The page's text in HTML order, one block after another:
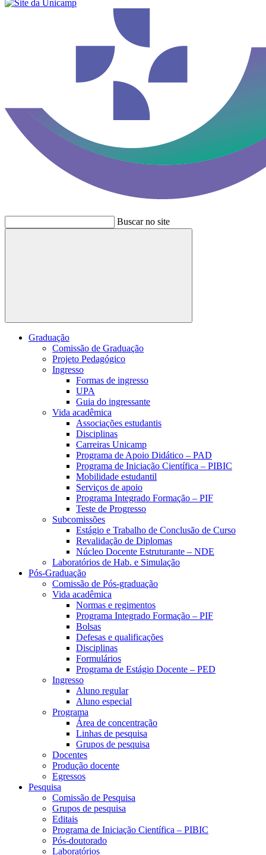
Buscar no site
Buscar
Graduação
Comissão de Graduação
Projeto Pedagógico
Ingresso
Formas de ingresso
UPA
Guia do ingressante
Vida acadêmica
Associações estudantis
Disciplinas
Carreiras Unicamp
Programa de Apoio Didático – PAD
Programa de Iniciação Científica – PIBIC
Mobilidade estudantil
Serviços de apoio
Programa Integrado Formação – PIF
Teste de Progresso
Subcomissões
Estágio e Trabalho de Conclusão de Curso
Revalidação de Diplomas
Núcleo Docente Estruturante – NDE
Laboratórios de Hab. e Simulação
Pós-Graduação
Comissão de Pós-graduação
Vida acadêmica
Normas e regimentos
Programa Integrado Formação – PIF
Bolsas
Defesas e qualificações
Disciplinas
Formulários
Programa de Estágio Docente – PED
Ingresso
Aluno regular
Aluno especial
Programa
Área de concentração
Linhas de pesquisa
Grupos de pesquisa
Docentes
Produção docente
Egressos
Pesquisa
Comissão de Pesquisa
Grupos de pesquisa
Editais
Programa de Iniciação Científica – PIBIC
Pós-doutorado
Laboratórios